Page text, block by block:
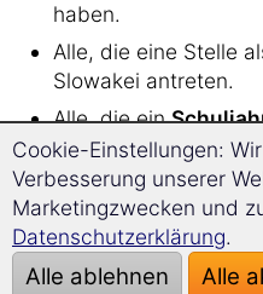
haben.
Alle, die eine Stelle
Slowakei antreten.
Alle, die ein
verbringen.
Alle, die für die Liebe
Deutschland
eine Familie zu
Alle, die eine
Cookie-Einstellungen:
Verbesserung unserer
Marketingzwecken und
Datenschutzerklärung.
Alle ablehnen Alle